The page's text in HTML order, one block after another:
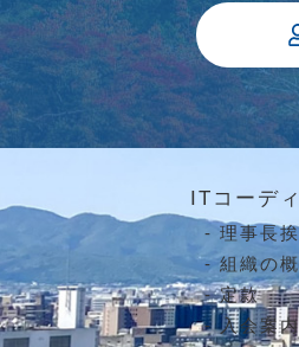
ITコーデ
理事長
組織の
定款
入会案内